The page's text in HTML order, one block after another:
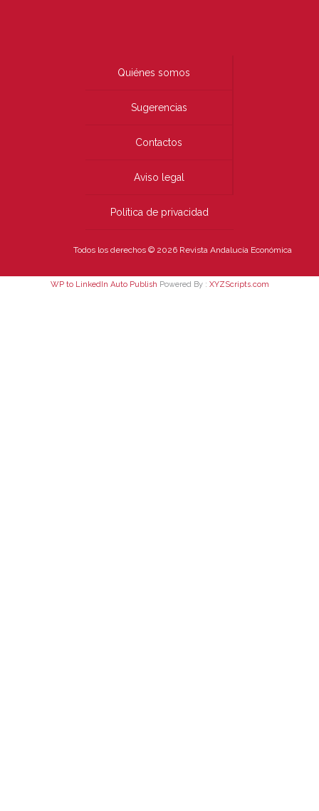
Quiénes somos
Sugerencias
Contactos
Aviso legal
Política de privacidad
Todos los derechos © 2026 Revista Andalucía Económica
WP to LinkedIn Auto Publish Powered By : XYZScripts.com